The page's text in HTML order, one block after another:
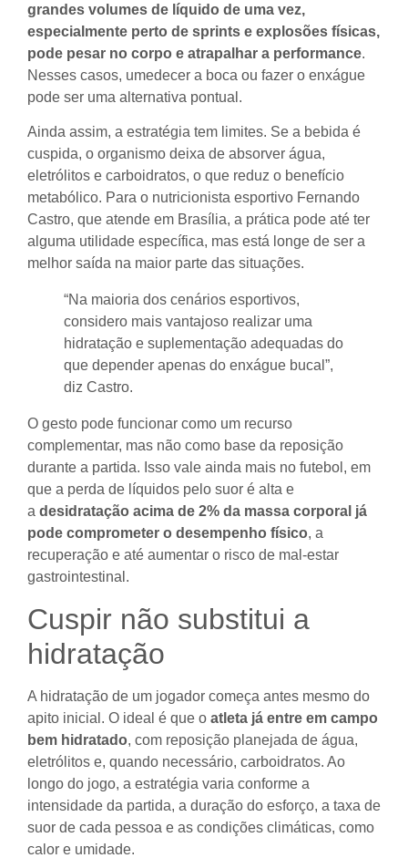
grandes volumes de líquido de uma vez,
especialmente perto de sprints e explosões físicas,
pode pesar no corpo e atrapalhar a performance.
Nesses casos, umedecer a boca ou fazer o enxágue
pode ser uma alternativa pontual.
Ainda assim, a estratégia tem limites. Se a bebida é
cuspida, o organismo deixa de absorver água,
eletrólitos e carboidratos, o que reduz o benefício
metabólico. Para o nutricionista esportivo Fernando
Castro, que atende em Brasília, a prática pode até ter
alguma utilidade específica, mas está longe de ser a
melhor saída na maior parte das situações.
“Na maioria dos cenários esportivos,
considero mais vantajoso realizar uma
hidratação e suplementação adequadas do
que depender apenas do enxágue bucal”,
diz Castro.
O gesto pode funcionar como um recurso
complementar, mas não como base da reposição
durante a partida. Isso vale ainda mais no futebol, em
que a perda de líquidos pelo suor é alta e
a desidratação acima de 2% da massa corporal já
pode comprometer o desempenho físico, a
recuperação e até aumentar o risco de mal-estar
gastrointestinal.
Cuspir não substitui a
hidratação
A hidratação de um jogador começa antes mesmo do
apito inicial. O ideal é que o atleta já entre em campo
bem hidratado, com reposição planejada de água,
eletrólitos e, quando necessário, carboidratos. Ao
longo do jogo, a estratégia varia conforme a
intensidade da partida, a duração do esforço, a taxa de
suor de cada pessoa e as condições climáticas, como
calor e umidade.